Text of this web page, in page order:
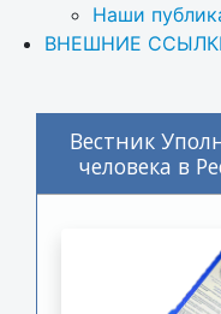
Наши
ВНЕШНИЕ
Вестник
человека в